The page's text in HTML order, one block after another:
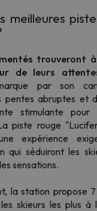
meilleures
trouveront
de leurs
par son
pentes abruptes et
stimulante pour
piste rouge
expérience
qui séduiront les
sensations.
la station propose
skieurs les plus à